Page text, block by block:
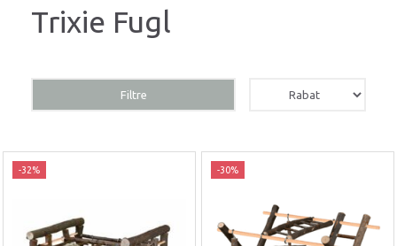
Trixie Fugl
Filtre
-32% -30%